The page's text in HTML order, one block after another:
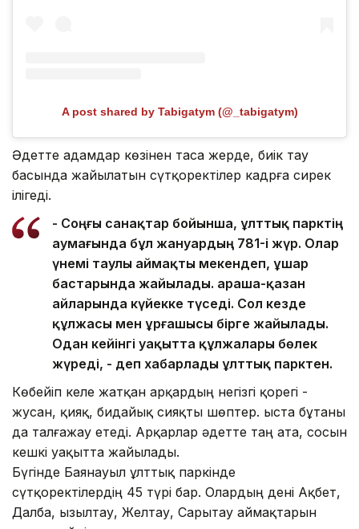
A post shared by Tabigatym (@_tabigatym)
Әдетте адамдар көзінен таса жерде, биік тау
басында жайылатын сүтқоректілер кадрға сирек
ілігеді.
- Соңғы санақтар бойынша, ұлттық парктің
аумағында бұл жануардың 781-і жүр. Олар
үнемі таулы аймақты мекендеп, ұшар
бастарында жайылады. Қараша-қазан
айларында күйекке түседі. Сол кезде
құлжасы мен ұрғашысы бірге жайылады.
Одан кейінгі уақытта құлжалары бөлек
жүреді, - деп хабарлады ұлттық парктен.
Көбейіп келе жатқан арқардың негізгі қорегі -
жусан, қияқ, бидайық сияқты шөптер. Қыста бұтаны
да талғажау етеді. Арқарлар әдетте таң ата, сосын
кешкі уақытта жайылады.
Бүгінде Баянауыл ұлттық паркінде
сүтқоректілердің 45 түрі бар. Олардың дені Ақбет,
Далба, Қызылтау, Желтау, Сарытау аймақтарын